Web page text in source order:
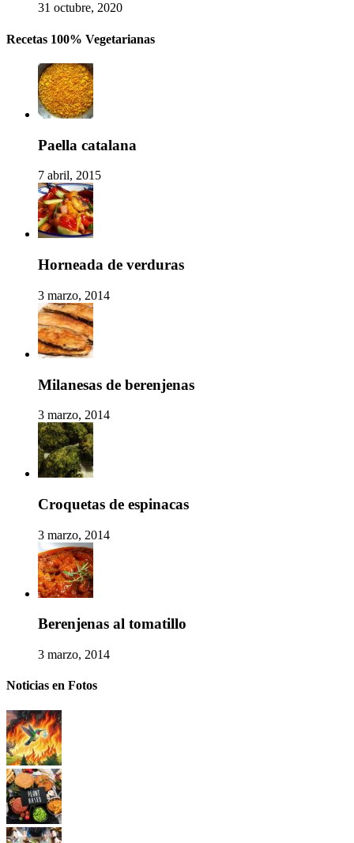
31 octubre, 2020
Recetas 100% Vegetarianas
Paella catalana
7 abril, 2015
Horneada de verduras
3 marzo, 2014
Milanesas de berenjenas
3 marzo, 2014
Croquetas de espinacas
3 marzo, 2014
Berenjenas al tomatillo
3 marzo, 2014
Noticias en Fotos